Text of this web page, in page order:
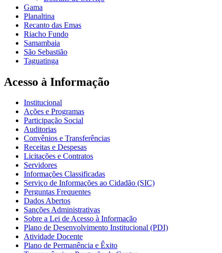
Gama
Planaltina
Recanto das Emas
Riacho Fundo
Samambaia
São Sebastião
Taguatinga
Acesso à Informação
Institucional
Ações e Programas
Participação Social
Auditorias
Convênios e Transferências
Receitas e Despesas
Licitações e Contratos
Servidores
Informações Classificadas
Serviço de Informações ao Cidadão (SIC)
Perguntas Frequentes
Dados Abertos
Sanções Administrativas
Sobre a Lei de Acesso à Informação
Plano de Desenvolvimento Institucional (PDI)
Atividade Docente
Plano de Permanência e Êxito